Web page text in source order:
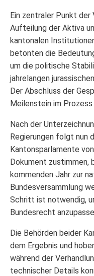
Ein zentraler Punkt
Aufteilung der Aktiva
kantonalen
betonten die
um die politische
jahrelangen
Der Abschluss der
Meilenstein im
Nach der
Regierungen folgt nun
Kantonsparlamente
Dokument zustimmen,
kommenden Jahr zur
Bundesversammlung
Schritt ist notwendig,
Bundesrecht
Die Behörden beider
dem Ergebnis und
während der
technischer Details